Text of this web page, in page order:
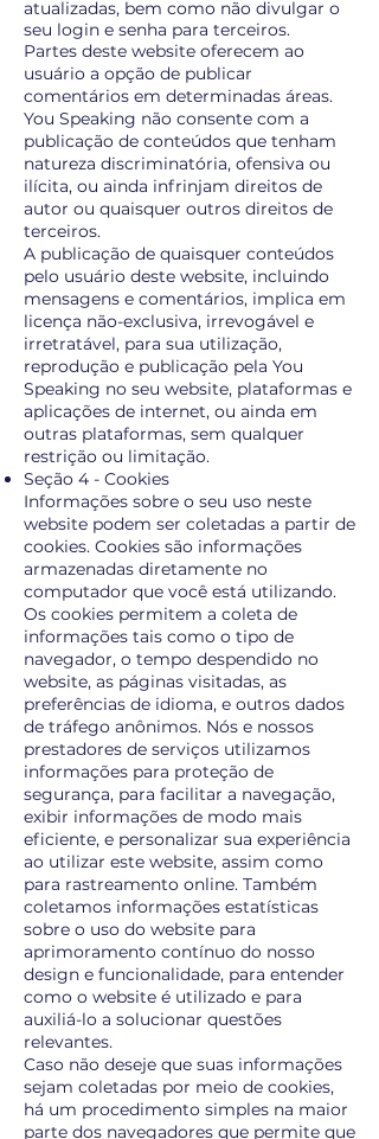
atualizadas, bem como não divulgar o
seu login e senha para terceiros.
Partes deste website oferecem ao
usuário a opção de publicar
comentários em determinadas áreas.
You Speaking não consente com a
publicação de conteúdos que tenham
natureza discriminatória, ofensiva ou
ilícita, ou ainda infrinjam direitos de
autor ou quaisquer outros direitos de
terceiros.
A publicação de quaisquer conteúdos
pelo usuário deste website, incluindo
mensagens e comentários, implica em
licença não-exclusiva, irrevogável e
irretratável, para sua utilização,
reprodução e publicação pela You
Speaking no seu website, plataformas e
aplicações de internet, ou ainda em
outras plataformas, sem qualquer
restrição ou limitação.
Seção 4 - Cookies
Informações sobre o seu uso neste
website podem ser coletadas a partir de
cookies. Cookies são informações
armazenadas diretamente no
computador que você está utilizando.
Os cookies permitem a coleta de
informações tais como o tipo de
navegador, o tempo despendido no
website, as páginas visitadas, as
preferências de idioma, e outros dados
de tráfego anônimos. Nós e nossos
prestadores de serviços utilizamos
informações para proteção de
segurança, para facilitar a navegação,
exibir informações de modo mais
eficiente, e personalizar sua experiência
ao utilizar este website, assim como
para rastreamento online. Também
coletamos informações estatísticas
sobre o uso do website para
aprimoramento contínuo do nosso
design e funcionalidade, para entender
como o website é utilizado e para
auxiliá-lo a solucionar questões
relevantes.
Caso não deseje que suas informações
sejam coletadas por meio de cookies,
há um procedimento simples na maior
parte dos navegadores que permite que